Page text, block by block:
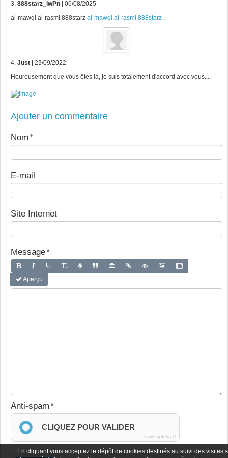
3. 888starz_iwPn | 06/08/2025
al-mawqi al-rasmi 888starz al-mawqi al-rasmi 888starz
4. Just | 23/09/2022
Heureusement que vous êtes là, je suis totalement d'accord avec vous....
Ajouter un commentaire
Nom
E-mail
Site Internet
Message
Aperçu
Anti-spam
CLIQUEZ POUR VALIDER
IconCaptcha ©
En cliquant vous acceptez le dépôt de cookies destinés au suivi des visites